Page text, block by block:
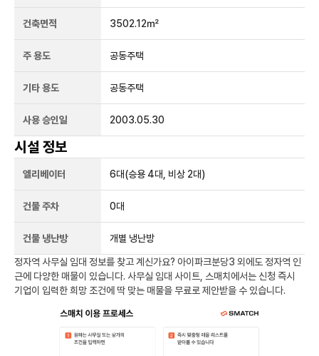
건축면적 3502.12㎡
주 용도 공동주택
기타 용도 공동주택
사용 승인일 2003.05.30
시설 정보
엘리베이터 6대(승용 4대, 비상 2대)
건물 주차 0대
건물 냉난방 개별 냉난방
정자역 사무실 임대 정보를 찾고 계신가요? 아이파크분당3 외에도 정자역 인
근에 다양한 매물이 있습니다. 사무실 임대 사이트, 스매치에서는 신청 즉시
기업이 입력한 희망 조건에 딱 맞는 매물을 무료로 제안받을 수 있습니다.